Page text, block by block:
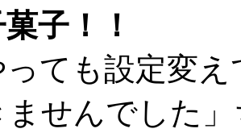
子！！
ても設定変
ませんでした